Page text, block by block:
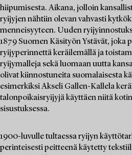
hiipumisesta. Aikana, jolloin
ryijyjen nähtiin olevan vahvasti
menneisyyteen. Uuden
1879 Suomen Käsityön Ystävät, joka
ryijyperinnettä keräilemällä ja
ryijymalleja sekä luomaan uutta
olivat kiinnostuneita suomalaisesta
esimerkiksi Akseli Gallen-Kallela
talonpoikaisryijyjä käyttäen niitä
sisustuksessa.
1900-luvulle tultaessa ryijyn
perinteisesti peitteenä käytetty